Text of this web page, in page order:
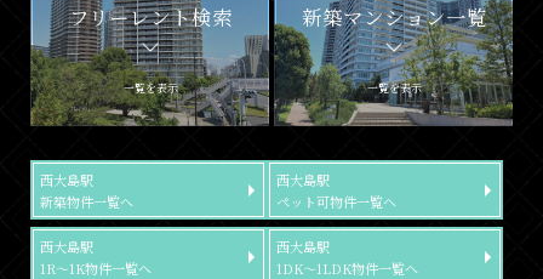
フリーレント検索
一覧を表示
新築マンション一覧
一覧を表示
西大島駅
新築物件一覧へ
西大島駅
ペット可物件一覧へ
西大島駅
1R～1K物件一覧へ
西大島駅
1DK～1LDK物件一覧へ